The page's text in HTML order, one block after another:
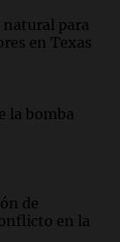
natural para
en Texas
la bomba
de
en la